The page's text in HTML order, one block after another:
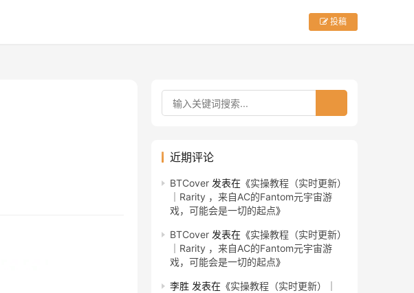
投稿
近期评论
BTCover 发表在《实操教程（实时更新）
｜Rarity ，来自AC的Fantom元宇宙游
戏，可能会是一切的起点》
BTCover 发表在《实操教程（实时更新）
｜Rarity ，来自AC的Fantom元宇宙游
戏，可能会是一切的起点》
李胜 发表在《实操教程（实时更新）｜